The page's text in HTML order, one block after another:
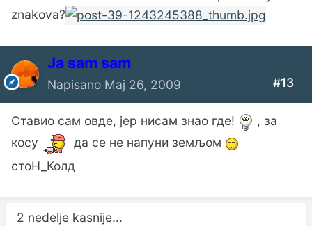
znakova?
Ја sam sam
Napisano Maj 26, 2009 #13
Ставио сам овде, јер нисам знао где!
, за
косу
да се не напуни земљом
стоН_Колд
2 nedelje kasnije...